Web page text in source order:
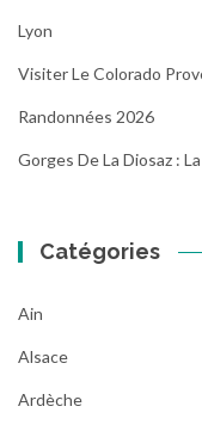
Lyon
Visiter Le Colorado
Randonnées 2026
Gorges De La Diosaz :
Catégories
Ain
Alsace
Ardèche